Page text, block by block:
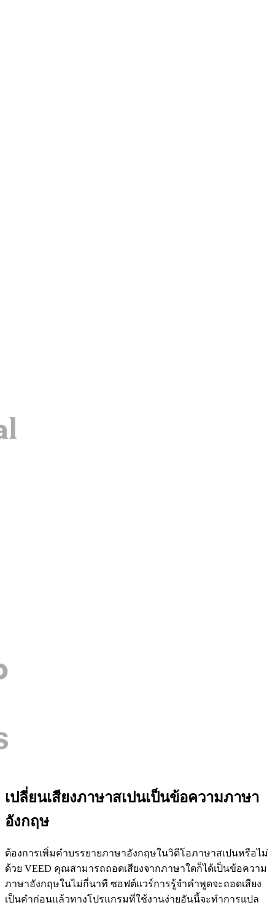
เปลี่ยนเสียงภาษาสเปนเป็นข้อความภาษา
อังกฤษ
ต้องการเพิ่มคำบรรยายภาษาอังกฤษในวิดีโอภาษาสเปนหรือไม่
ด้วย VEED คุณสามารถถอดเสียงจากภาษาใดก็ได้เป็นข้อความ
ภาษาอังกฤษในไม่กี่นาที ซอฟต์แวร์การรู้จำคำพูดจะถอดเสียง
เป็นคำก่อนแล้วทางโปรแกรมที่ใช้งานง่ายอันนี้จะทำการแปล